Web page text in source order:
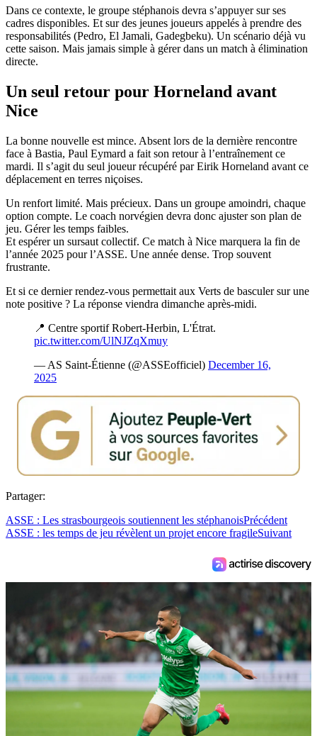
Dans ce contexte, le groupe stéphanois devra s’appuyer sur ses
cadres disponibles. Et sur des jeunes joueurs appelés à prendre des
responsabilités (Pedro, El Jamali, Gadegbeku). Un scénario déjà vu
cette saison. Mais jamais simple à gérer dans un match à élimination
directe.
Un seul retour pour Horneland avant
Nice
La bonne nouvelle est mince. Absent lors de la dernière rencontre
face à Bastia, Paul Eymard a fait son retour à l’entraînement ce
mardi. Il s’agit du seul joueur récupéré par Eirik Horneland avant ce
déplacement en terres niçoises.
Un renfort limité. Mais précieux. Dans un groupe amoindri, chaque
option compte. Le coach norvégien devra donc ajuster son plan de
jeu. Gérer les temps faibles.
Et espérer un sursaut collectif. Ce match à Nice marquera la fin de
l’année 2025 pour l’ASSE. Une année dense. Trop souvent
frustrante.
Et si ce dernier rendez-vous permettait aux Verts de basculer sur une
note positive ? La réponse viendra dimanche après-midi.
📍 Centre sportif Robert-Herbin, L'Étrat.
pic.twitter.com/UlNJZqXmuy
— AS Saint-Étienne (@ASSEofficiel) December 16,
2025
Partager:
ASSE : Les strasbourgeois soutiennent les stéphanoisPrécédent
ASSE : les temps de jeu révèlent un projet encore fragileSuivant